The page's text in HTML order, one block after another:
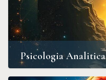
Psicologia Analitica